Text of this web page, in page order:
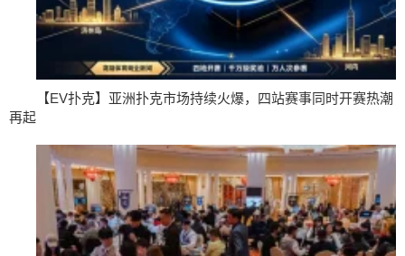
【EV扑克】亚洲扑克市场持续火爆，四站赛事同时开赛热潮
再起